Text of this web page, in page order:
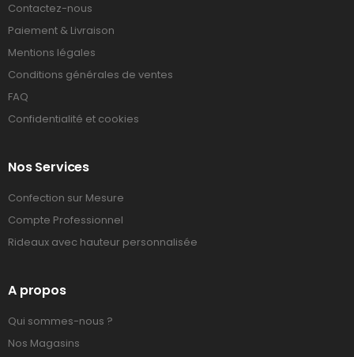
Contactez-nous
Paiement & Livraison
Mentions légales
Conditions générales de ventes
FAQ
Confidentialité et cookies
Nos Services
Confection sur Mesure
Compte Professionnel
Rideaux avec hauteur personnalisée
A propos
Qui sommes-nous ?
Nos Magasins